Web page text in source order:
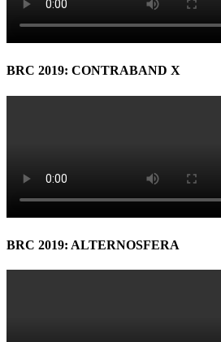
BRC 2019: CONTRABAND X
BRC 2019: ALTERNOSFERA